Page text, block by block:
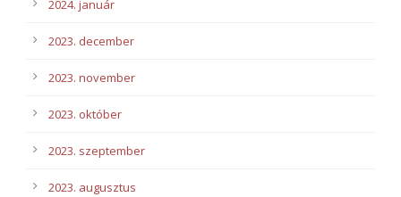
2024. január
2023. december
2023. november
2023. október
2023. szeptember
2023. augusztus